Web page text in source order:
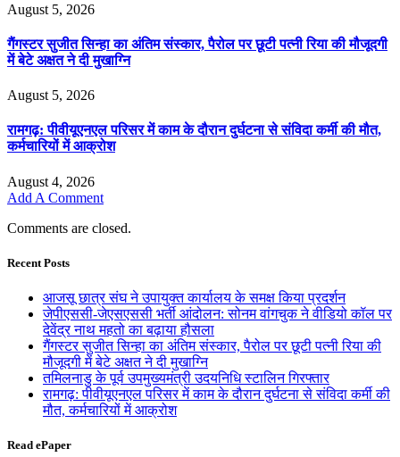
August 5, 2026
गैंगस्टर सुजीत सिन्हा का अंतिम संस्कार, पैरोल पर छूटी पत्नी रिया की मौजूदगी
में बेटे अक्षत ने दी मुखाग्नि
August 5, 2026
रामगढ़: पीवीयूएनएल परिसर में काम के दौरान दुर्घटना से संविदा कर्मी की मौत,
कर्मचारियों में आक्रोश
August 4, 2026
Add A Comment
Comments are closed.
Recent Posts
आजसू छात्र संघ ने उपायुक्त कार्यालय के समक्ष किया प्रदर्शन
जेपीएससी-जेएसएससी भर्ती आंदोलन: सोनम वांगचुक ने वीडियो कॉल पर
देवेंद्र नाथ महतो का बढ़ाया हौसला
गैंगस्टर सुजीत सिन्हा का अंतिम संस्कार, पैरोल पर छूटी पत्नी रिया की
मौजूदगी में बेटे अक्षत ने दी मुखाग्नि
तमिलनाडु के पूर्व उपमुख्यमंत्री उदयनिधि स्टालिन गिरफ्तार
रामगढ़: पीवीयूएनएल परिसर में काम के दौरान दुर्घटना से संविदा कर्मी की
मौत, कर्मचारियों में आक्रोश
Read ePaper